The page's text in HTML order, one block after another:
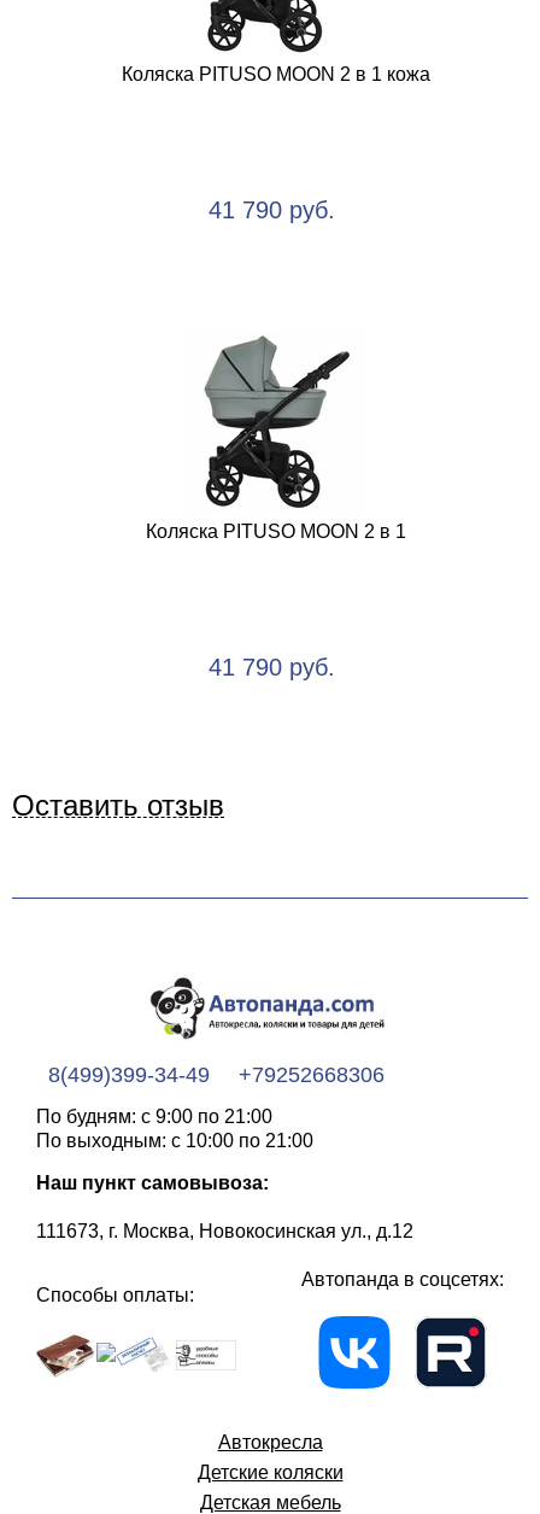
Коляска PITUSO MOON 2 в 1 кожа
41 790 руб.
Коляска PITUSO MOON 2 в 1
41 790 руб.
Оставить отзыв
8(499)399-34-49 +79252668306
По будням: с 9:00 по 21:00
По выходным: с 10:00 по 21:00
Наш пункт самовывоза:
111673, г. Москва, Новокосинская ул., д.12
Способы оплаты:
Автопанда в соцсетях:
Автокресла
Детские коляски
Детская мебель